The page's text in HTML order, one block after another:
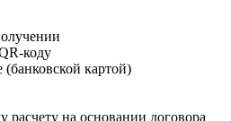
коду
картой)
на основании договора